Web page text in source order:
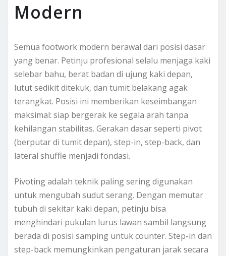
Modern
Semua footwork modern berawal dari posisi dasar
yang benar. Petinju profesional selalu menjaga kaki
selebar bahu, berat badan di ujung kaki depan,
lutut sedikit ditekuk, dan tumit belakang agak
terangkat. Posisi ini memberikan keseimbangan
maksimal: siap bergerak ke segala arah tanpa
kehilangan stabilitas. Gerakan dasar seperti pivot
(berputar di tumit depan), step-in, step-back, dan
lateral shuffle menjadi fondasi.
Pivoting adalah teknik paling sering digunakan
untuk mengubah sudut serang. Dengan memutar
tubuh di sekitar kaki depan, petinju bisa
menghindari pukulan lurus lawan sambil langsung
berada di posisi samping untuk counter. Step-in dan
step-back memungkinkan pengaturan jarak secara